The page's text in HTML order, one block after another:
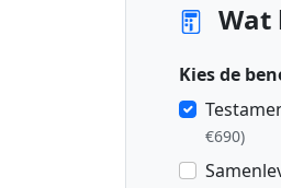
Wat
Kies de
€690)